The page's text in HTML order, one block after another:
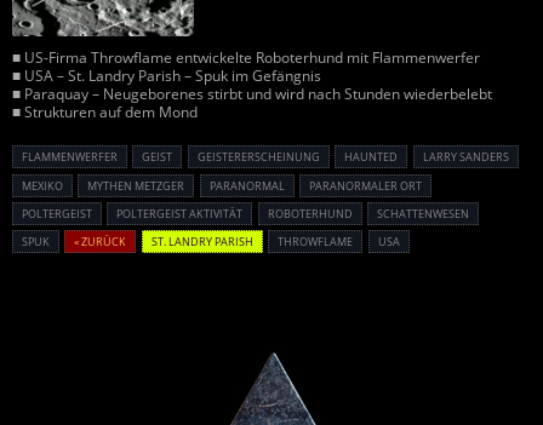
■ US-Firma Throwflame entwickelte Roboterhund mit Flammenwerfer
■ USA – St. Landry Parish – Spuk im Gefängnis
■ Paraquay – Neugeborenes stirbt und wird nach Stunden wiederbelebt
■ Strukturen auf dem Mond
FLAMMENWERFER GEIST GEISTERERSCHEINUNG HAUNTED
LARRY SANDERS
MEXIKO
MYTHEN METZGER PARANORMAL
PARANORMALER ORT
POLTERGEIST
POLTERGEIST AKTIVITÄT ROBOTERHUND
SCHATTENWESEN
SPUK
« ZURÜCK ST. LANDRY PARISH THROWFLAME USA